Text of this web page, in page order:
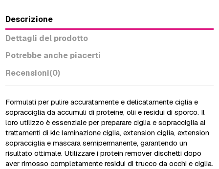
Descrizione
Dettagli del prodotto
Potrebbe anche piacerti
Recensioni(0)
Formulati per pulire accuratamente e delicatamente ciglia e
sopracciglia da accumuli di proteine, olii e residui di sporco. Il
loro utilizzo è essenziale per preparare ciglia e sopracciglia ai
trattamenti di klc laminazione ciglia, extension ciglia, extension
sopracciglia e mascara semipermanente, garantendo un
risultato ottimale. Utilizzare i protein remover dischetti dopo
aver rimosso completamente residui di trucco da occhi e ciglia.